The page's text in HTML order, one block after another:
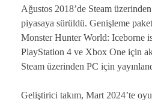
Ağustos 2018’de Steam
piyasaya sürüldü. Genişleme
Monster Hunter World: Iceborne
PlayStation 4 ve Xbox One için
Steam üzerinden PC için
Geliştirici takım, Mart 2024’te